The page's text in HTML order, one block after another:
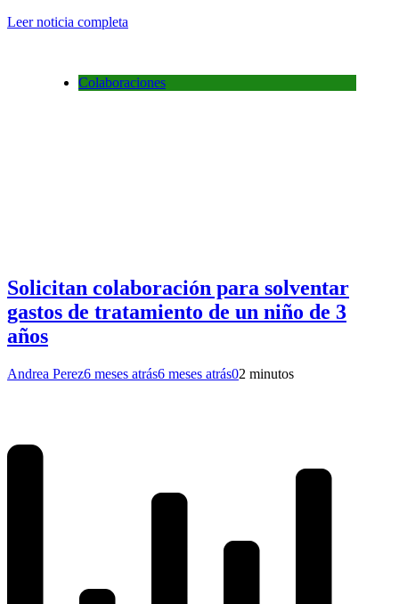
Leer noticia completa
Colaboraciones
Solicitan colaboración para solventar
gastos de tratamiento de un niño de 3
años
Andrea Perez6 meses atrás6 meses atrás02 minutos